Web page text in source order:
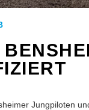
Jungpiloten